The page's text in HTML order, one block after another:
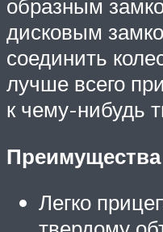
образным
дисковым
соединить
лучше всего
к чему-нибудь
Преимущества
Легко